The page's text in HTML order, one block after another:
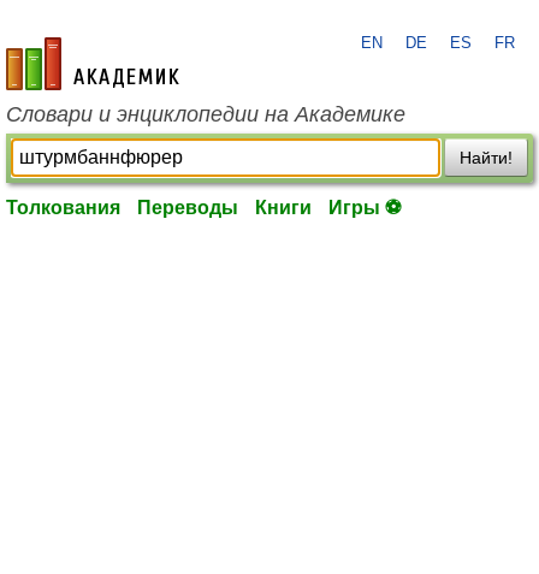
academic.ru
EN DE ES FR
Словари и энциклопедии на Академике
Найти!
Толкования Переводы Книги Игры ⚽